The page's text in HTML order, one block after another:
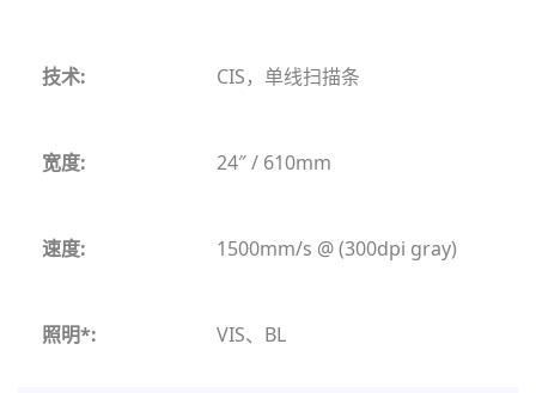
CIS，单线扫描条
24″ / 610mm
1500mm/s @ (300dpi gray)
VIS、BL